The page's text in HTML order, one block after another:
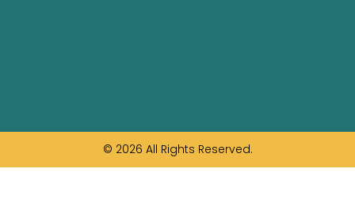
© 2026 All Rights Reserved.